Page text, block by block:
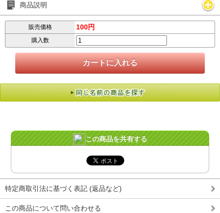
商品説明
販売価格 100円
購入数
この商品を共有する
特定商取引法に基づく表記 (返品など)
この商品について問い合わせる